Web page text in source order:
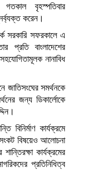
গতকাল বৃহস্পতিবার
করেন।
সরকারি সফরকালে এ
প্রতি বাংলাদেশের
নানাবিধ
জাতিসংঘের সমর্থনকে
জন্য ডিকার্লোকে
বিনির্মাণ কার্যক্রমে
সংকট বিষয়েও আলোচনা
কার্যক্রমের
প্রতিনিধিত্ব